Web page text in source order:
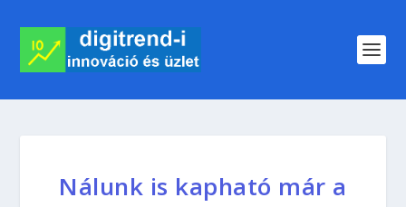
Nálunk is kapható már a